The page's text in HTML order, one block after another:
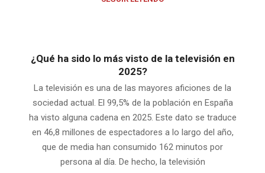
¿Qué ha sido lo más visto de la televisión en
2025?
La televisión es una de las mayores aficiones de la
sociedad actual. El 99,5% de la población en España
ha visto alguna cadena en 2025. Este dato se traduce
en 46,8 millones de espectadores a lo largo del año,
que de media han consumido 162 minutos por
persona al día. De hecho, la televisión